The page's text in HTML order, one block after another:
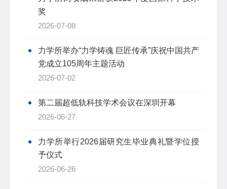
奖
2026-07-08
力学所举办“力学铸魂 巨匠传承”庆祝中国共产
党成立105周年主题活动
2026-07-02
第二届超低轨科技学术会议在深圳开幕
2026-06-27
力学所举行2026届研究生毕业典礼暨学位授
予仪式
2026-06-26